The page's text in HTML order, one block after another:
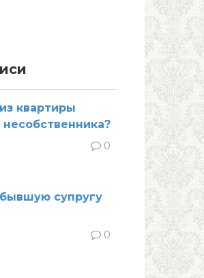
квартиры
0
супругу
0